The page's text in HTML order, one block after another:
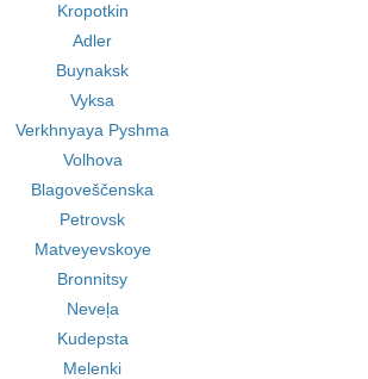
Kropotkin
Adler
Buynaksk
Vyksa
Verkhnyaya Pyshma
Volhova
Blagoveščenska
Petrovsk
Matveyevskoye
Bronnitsy
Neveļa
Kudepsta
Melenki